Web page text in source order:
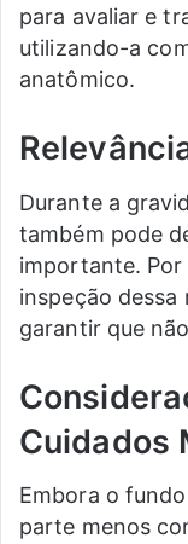
para avaliar e
utilizando-a
anatômico.
Durante a
também pode
importante.
inspeção dessa
garantir que
Cuidados
Embora o
parte menos